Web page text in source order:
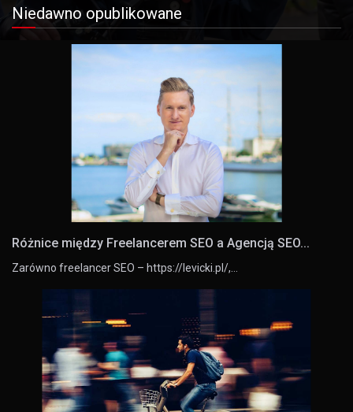
Niedawno opublikowane
Różnice między Freelancerem SEO a Agencją SEO...
Zarówno freelancer SEO – https://levicki.pl/,…